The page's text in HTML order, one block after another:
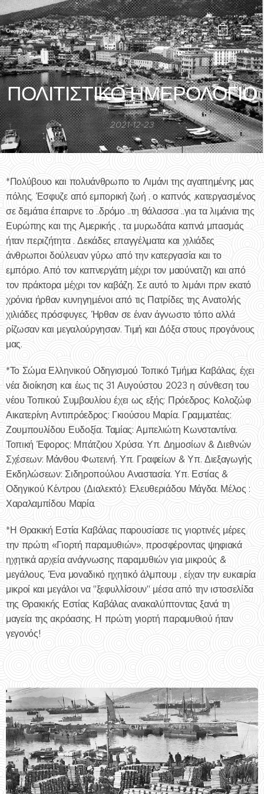
Created by eykalipsis
ΠΟΛΙΤΙΣΤΙΚΟ ΗΜΕΡΟΛΟΓΙΟ
2021-12-23
*Πολύβουο και πολυάνθρωπο το Λιμάνι της αγαπημένης μας
πόλης. Έσφυζε από εμπορική ζωή , ο καπνός ,κατεργασμένος
σε δεμάτια έπαιρνε το ..δρόμο ..τη θάλασσα ..για τα λιμάνια της
Ευρώπης και της Αμερικής , τα μυρωδάτα καπνά μπασμάς
ήταν περιζήτητα . Δεκάδες επαγγέλματα και χιλιάδες
άνθρωποι δούλευαν γύρω από την κατεργασία και το
εμπόριο. Από τον καπνεργάτη μέχρι τον μαούνατζη και από
τον πράκτορα μέχρι τον καβάζη. Σε αυτό το λιμάνι πριν εκατό
χρόνια ήρθαν κυνηγημένοι από τις Πατρίδες της Ανατολής
χιλιάδες πρόσφυγες. Ήρθαν σε έναν άγνωστο τόπο αλλά
ρίζωσαν και μεγαλούργησαν. Τιμή και Δόξα στους προγόνους
μας.
*Το Σώμα Ελληνικού Οδηγισμού Τοπικό Τμήμα Καβάλας, έχει
νέα διοίκηση και έως τις 31 Αυγούστου 2023 η σύνθεση του
νέου Τοπικού Συμβουλίου έχει ως εξής: Πρόεδρος: Κολοζώφ
Αικατερίνη Αντιπρόεδρος: Γκιούσου Μαρία. Γραμματέας:
Ζουμπουλίδου Ευδοξία. Ταμίας: Αμπελιώτη Κωνσταντίνα.
Τοπική Έφορος: Μπάτζιου Χρύσα. Υπ. Δημοσίων & Διεθνών
Σχέσεων: Μάνθου Φωτεινή. Υπ. Γραφείων & Υπ. Διεξαγωγής
Εκδηλώσεων: Σιδηροπούλου Αναστασία. Υπ. Εστίας &
Οδηγικού Κέντρου (Διαλεκτό): Ελευθεριάδου Μάγδα. Μέλος :
Χαραλαμπίδου Μαρία.
*Η Θρακική Εστία Καβάλας παρουσίασε τις γιορτινές μέρες
την πρώτη «Γιορτή παραμυθιών», προσφέροντας ψηφιακά
ηχητικά αρχεία ανάγνωσης παραμυθιών για μικρούς &
μεγάλους. Ένα μοναδικό ηχητικό άλμπουμ , είχαν την ευκαιρία
μικροί και μεγάλοι να "ξεφυλλίσουν" μέσα από την ιστοσελίδα
της Θρακικής Εστίας Καβάλας ανακαλύπτοντας ξανά τη
μαγεία της ακρόασης. Η πρώτη γιορτή παραμυθιού ήταν
γεγονός!